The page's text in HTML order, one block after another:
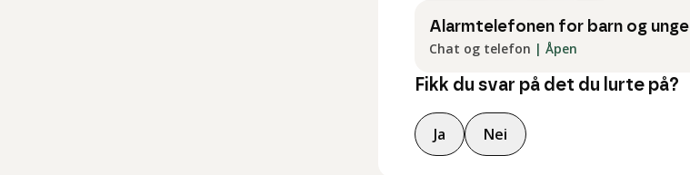
Alarmtelefonen for barn og unge
Chat og telefon | Åpen
Fikk du svar på det du lurte på?
Ja Nei